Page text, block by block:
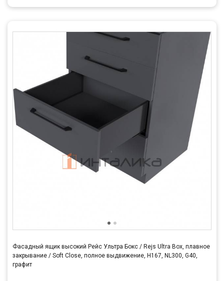
Фасадный ящик высокий Рейс Ультра Бокс / Rejs Ultra Box, плавное
закрывание / Soft Close, полное выдвижение, H167, NL300, G40,
графит